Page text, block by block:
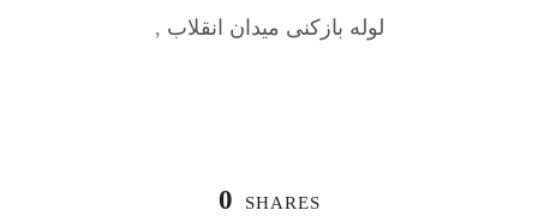
لوله بازکنی میدان انقلاب ,
0 SHARES